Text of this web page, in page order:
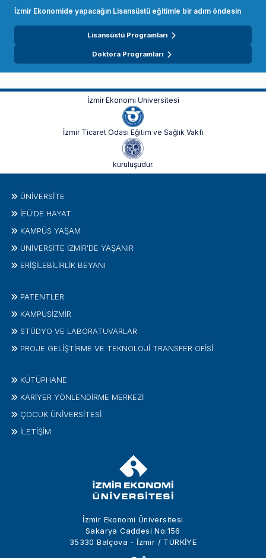
İzmir Ekonomide yapacağın Lisansüstü eğitimle bir adım öndesin
Lisansüstü Programları
Doktora Programları
İzmir Ekonomi Üniversitesi
İzmir Ticaret Odası Eğitim ve Sağlık Vakfı
kuruluşudur.
İzmir Ekonomi Üniversitesi
Sakarya Caddesi No:156
35330 Balçova - İzmir / TÜRKİYE
ÜNIVERSITE
İEÜ'DE HAYAT
KAMPÜS YAŞAM
ÜNİVERSİTE İZMİR'DE YAŞANIR
ERİŞİLEBİLİRLİK BEYANI
PATENTLER
KAMPÜSİZMIR
STÜDYO VE LABORATUVARLAR
PROJE GELIŞTIRME VE TEKNOLOJI TRANSFER OFISI
KÜTÜPHANE
KARİYER YÖNLENDİRME MERKEZİ
ÇOCUK ÜNIVERSITESI
İLETIŞIM